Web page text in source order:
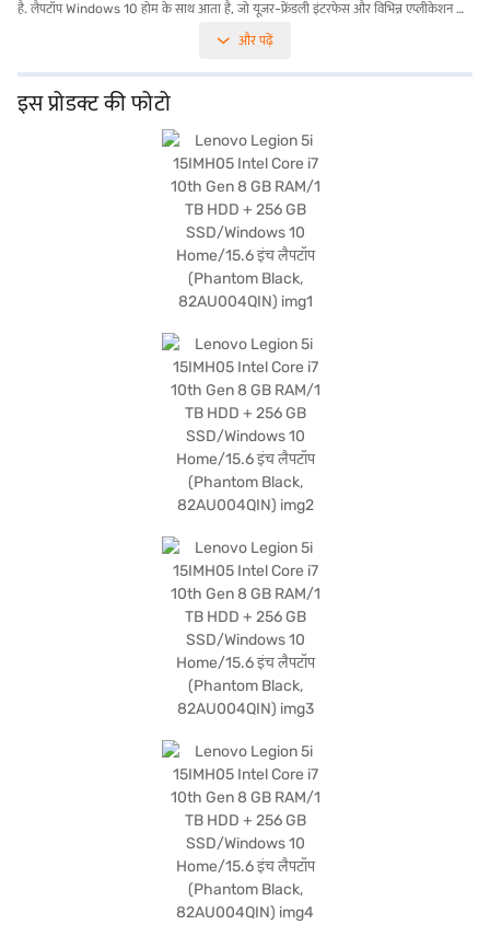
है. लैपटॉप Windows 10 होम के साथ आता है, जो यूज़र-फ्रेंडली इंटरफेस और विभिन्न एप्लीकेशन का
विजुअल का आनंद लें, जो गेमिंग और मल्टीमीडिया के लिए परफेक्ट हैं. 1 TB HDD और 256 GB
Lenovo Legion 5i डिमांडिंग टास्क को आसानी से हैंडल करता है, जो इसे गेमिंग और प्रोफेशनल
उपयोग दोनों के लिए आदर्श बनाता है. फैंटम ब्लैक में डिज़ाइन किया गया, यह लैपटॉप स्टाइलिश और
आकर्षक लुक प्रदान करता है. 1.2 किलोग्राम या उससे कम वजन, यह परफॉर्मेंस के साथ पोर्टेबिलिटी का
मिश्रण करता है. Lenovo Legion 5i 15IMH05 उन गेमर्स और प्रोफेशनल के लिए सही है जो एक
भरोसेमंद और शक्तिशाली मशीन चाहते हैं. खरीदारी करने के लिए बजाज फिनसर्व पर विकल्पों के बारे में
जानें या पार्टनर स्टोर पर जाएं और Easy EMIs का लाभ उठाएं.
और पढ़ें
इस प्रोडक्ट की फोटो